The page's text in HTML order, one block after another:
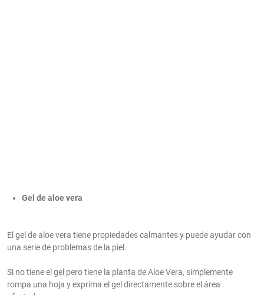
Gel de aloe vera
El gel de aloe vera tiene propiedades calmantes y puede ayudar con
una serie de problemas de la piel.
Si no tiene el gel pero tiene la planta de Aloe Vera, simplemente
rompa una hoja y exprima el gel directamente sobre el área